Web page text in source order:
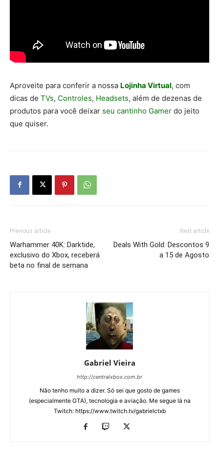
Aproveite para conferir a nossa Lojinha Virtual, com
dicas de TVs, Controles, Headsets, além de dezenas de
produtos para você deixar seu cantinho Gamer do jeito
que quiser.
Previous article
Warhammer 40K: Darktide,
exclusivo do Xbox, receberá
beta no final de semana
Next article
Deals With Gold: Descontos 9
a 15 de Agosto
Gabriel Vieira
http://centralxbox.com.br
Não tenho muito a dizer. Só sei que gosto de games
(especialmente GTA), tecnologia e aviação. Me segue lá na
Twitch: https://www.twitch.tv/gabrielctxb